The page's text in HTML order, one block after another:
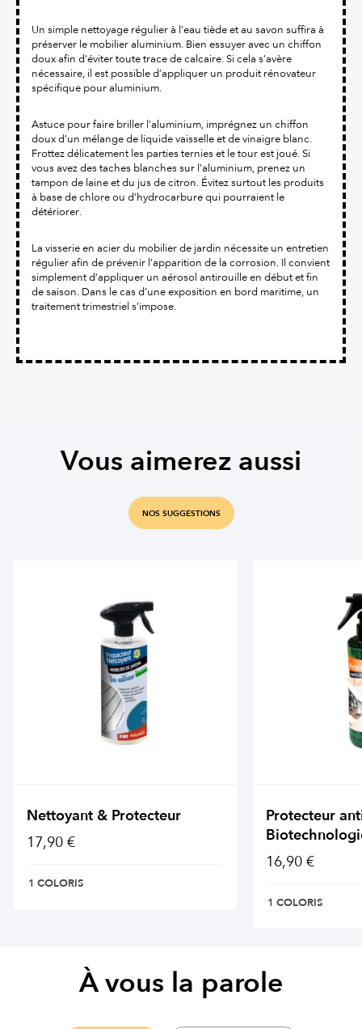
Un simple nettoyage régulier à l’eau tiède et au savon suffira à
préserver le mobilier aluminium. Bien essuyer avec un chiffon
doux afin d’éviter toute trace de calcaire. Si cela s’avère
nécessaire, il est possible d’appliquer un produit rénovateur
spécifique pour aluminium.
Astuce pour faire briller l’aluminium, imprégnez un chiffon
doux d’un mélange de liquide vaisselle et de vinaigre blanc.
Frottez délicatement les parties ternies et le tour est joué. Si
vous avez des taches blanches sur l’aluminium, prenez un
tampon de laine et du jus de citron. Évitez surtout les produits
à base de chlore ou d’hydrocarbure qui pourraient le
détériorer.
La visserie en acier du mobilier de jardin nécessite un entretien
régulier afin de prévenir l’apparition de la corrosion. Il convient
simplement d’appliquer un aérosol antirouille en début et fin
de saison. Dans le cas d’une exposition en bord maritime, un
traitement trimestriel s’impose.
Vous aimerez aussi
NOS SUGGESTIONS
Nettoyant & Protecteur
17,90 €
1 COLORIS
Protecteur
16,90 €
1 COLORIS
À vous la parole